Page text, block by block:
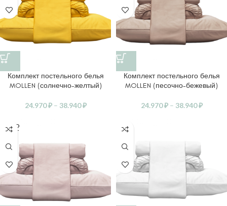
Комплект постельного белья
MOLLEN (солнечно-желтый)
24.970₽ – 38.940₽
Комплект постельного белья
MOLLEN (песочно-бежевый)
24.970₽ – 38.940₽
SOLD
OUT